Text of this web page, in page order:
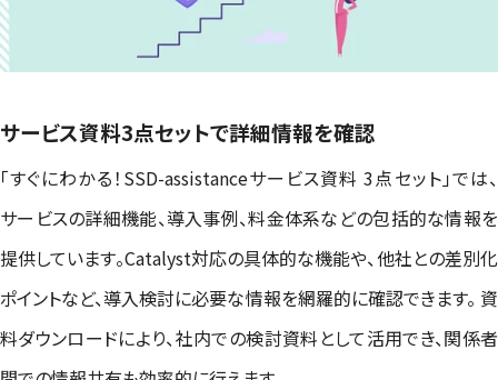
サービス資料3点セットで詳細情報を確認
「すぐにわかる！SSD-assistanceサービス資料 3点セット」では、
サービスの詳細機能、導入事例、料金体系などの包括的な情報を
提供しています。Catalyst対応の具体的な機能や、他社との差別化
ポイントなど、導入検討に必要な情報を網羅的に確認できます。 資
料ダウンロードにより、社内での検討資料として活用でき、関係者